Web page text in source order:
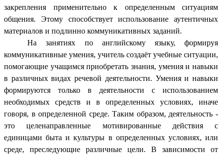
закрепления применительно к определенным ситуациям
общения. Этому способствует использование аутентичных
материалов и подлинно коммуникативных заданий.
На занятиях по английскому языку, формируя
коммуникативные умения, учитель создаёт учебные ситуации,
помогающие учащимся приобретать знания, умения и навыки
в различных видах речевой деятельности. Умения и навыки
формируются только в деятельности с использованием
необходимых средств и в определенных условиях, иначе
говоря, в определенной среде. Таким образом, деятельность -
это целенаправленные мотивированные действия с
единицами быта и культуры в определенных условиях, или
среде, преследующие различные цели. В зависимости от